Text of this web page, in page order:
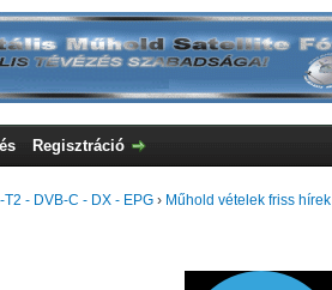
Regisztráció
T2 - DVB-C - DX - EPG › Műhold vételek friss hírek